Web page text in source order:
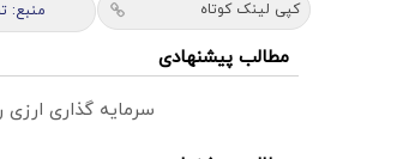
کپی لینک کوتاه منبع:
مطالب پیشنهادی
سرمایه گذاری